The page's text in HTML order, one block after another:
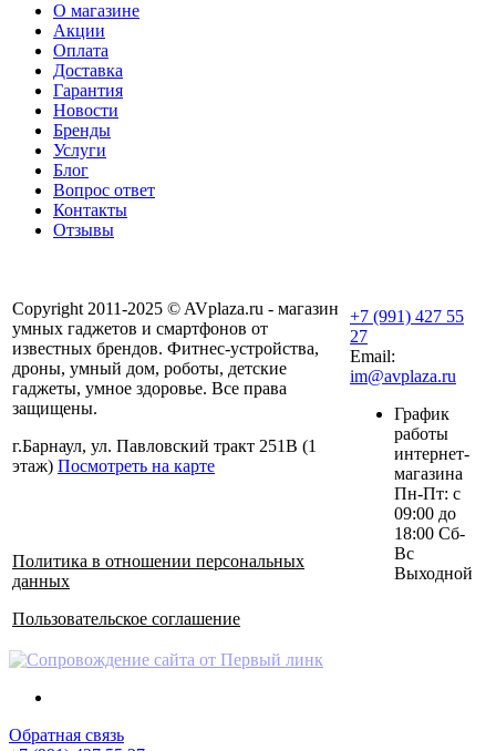
О магазине
Акции
Оплата
Доставка
Гарантия
Новости
Бренды
Услуги
Блог
Вопрос ответ
Контакты
Отзывы
Copyright 2011-2025 © AVplaza.ru - магазин
умных гаджетов и смартфонов от
известных брендов. Фитнес-устройства,
дроны, умный дом, роботы, детские
гаджеты, умное здоровье. Все права
защищены.
г.Барнаул, ул. Павловский тракт 251В (1
этаж) Посмотреть на карте
Политика в отношении персональных
данных
Пользовательское соглашение
+7 (991) 427 55
27
Email:
im@avplaza.ru
График
работы
интернет-
магазина
Пн-Пт: с
09:00 до
18:00 Сб-
Вс
Выходной
Обратная связь